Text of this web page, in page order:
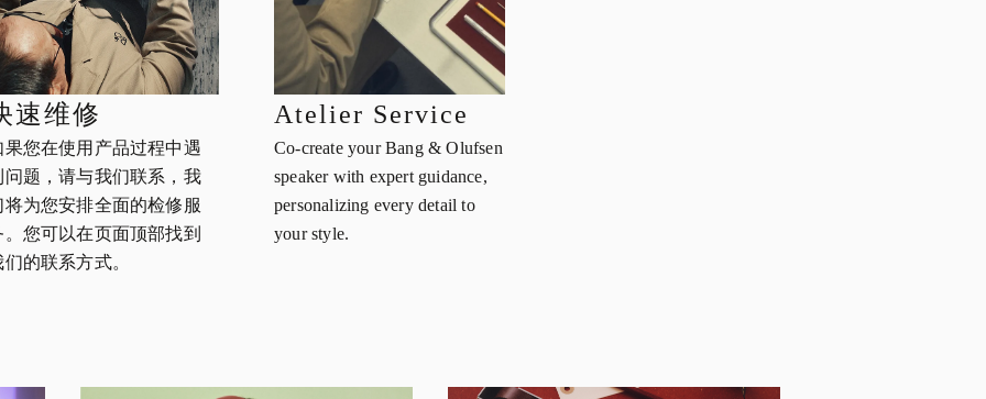
速维修
果您在使用产品过程中遇
问题，请与我们联系，我
将为您安排全面的检修服
。您可以在页面顶部找到
们的联系方式。
Atelier Service
Co-create your Bang & Olufsen
speaker with expert guidance,
personalizing every detail to
your style.